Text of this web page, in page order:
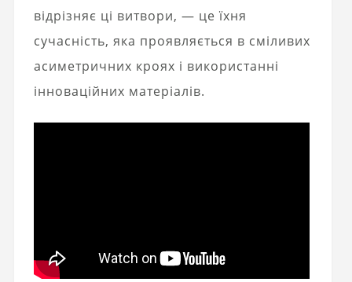
відрізняє ці витвори, — це їхня
сучасність, яка проявляється в сміливих
асиметричних кроях і використанні
інноваційних матеріалів.